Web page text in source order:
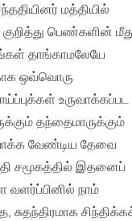
மத்தியில்
பெண்களின்
தாங்காமலேயே
ஒவ்வொரு
உருவாக்கப்பட
தந்தைமாருக்கும்
வேண்டிய தேவை
சமூகத்தில் இதனைப்
வளர்ப்பினில் நாம்